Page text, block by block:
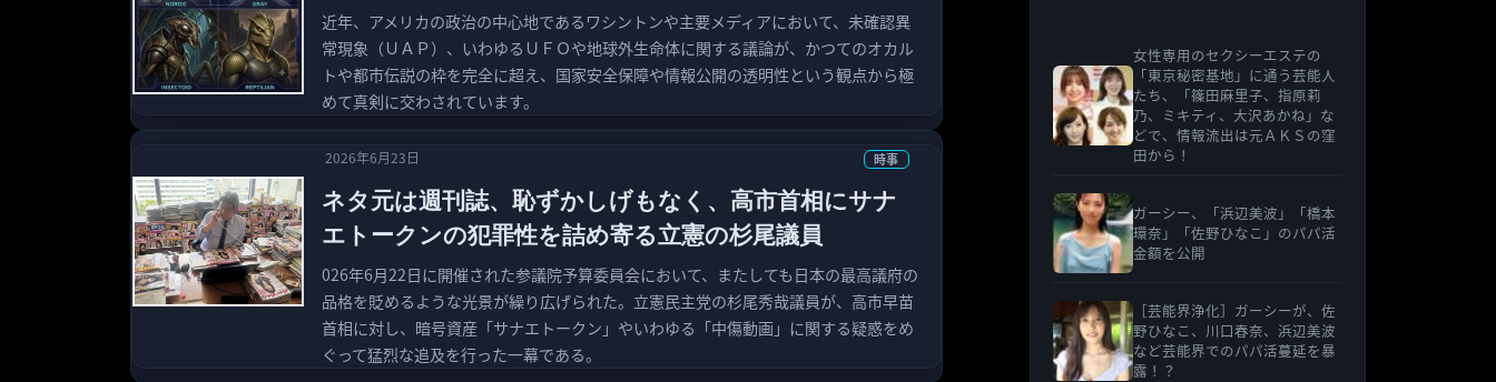
近年、アメリカの政治の中心地であるワシントンや主要メディアにおいて、未確認異
常現象（ＵＡＰ）、いわゆるＵＦＯや地球外生命体に関する議論が、かつてのオカル
トや都市伝説の枠を完全に超え、国家安全保障や情報公開の透明性という観点から極
めて真剣に交わされています。
2026年6月23日 時事
ネタ元は週刊誌、恥ずかしげもなく、高市首相にサナ
エトークンの犯罪性を詰め寄る立憲の杉尾議員
026年6月22日に開催された参議院予算委員会において、またしても日本の最高議府の
品格を貶めるような光景が繰り広げられた。立憲民主党の杉尾秀哉議員が、高市早苗
首相に対し、暗号資産「サナエトークン」やいわゆる「中傷動画」に関する疑惑をめ
ぐって猛烈な追及を行った一幕である。
女性専用のセクシーエステの
「東京秘密基地」に通う芸能人
たち、「篠田麻里子、指原莉
乃、ミキティ、大沢あかね」な
どで、情報流出は元ＡＫＳの窪
田から！
ガーシー、「浜辺美波」「橋本
環奈」「佐野ひなこ」のパパ活
金額を公開
［芸能界浄化］ガーシーが、佐
野ひなこ、川口春奈、浜辺美波
など芸能界でのパパ活蔓延を暴
露！？